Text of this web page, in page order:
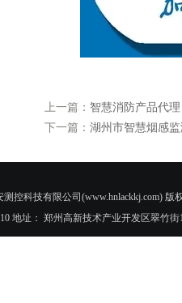
上一篇： 智慧消防产品代理
下一篇： 湖州市智慧烟感
测控科技有限公司(www.hnlackkj.com)
地址： 郑州高新技术产业开发区翠竹